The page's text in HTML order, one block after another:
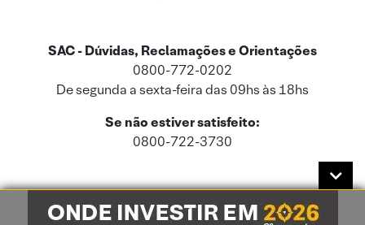
SAC - Dúvidas, Reclamações e Orientações
0800-772-0202
De segunda a sexta-feira das 09hs às 18hs
Se não estiver satisfeito:
0800-722-3730
Este site usa cookies e dados pessoais de acordo com a nossaPolítica de
Cookies
e a nossaPolítica de Privacidade.